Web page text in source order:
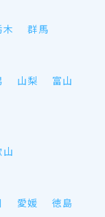
木 群馬
山梨
富山
愛媛
徳島